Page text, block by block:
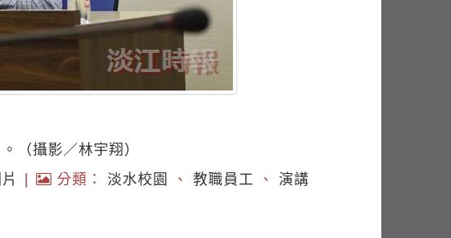
（攝影／林宇翔）
| 分類： 淡水校園 、 教職員工 、 演講